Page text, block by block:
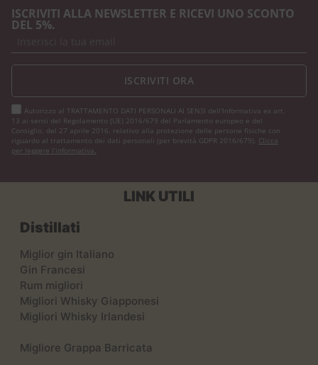
ISCRIVITI ALLA NEWSLETTER E RICEVI UNO SCONTO
DEL 5%.
Autorizzo al TRATTAMENTO DATI PERSONALI AI SENSI dell'Informativa ex art.
13 ai sensi del Regolamento (UE) 2016/679 del Parlamento europeo e del
Consiglio, del 27 aprile 2016, relativo alla protezione delle persone fisiche con
riguardo al trattamento dei dati personali (per brevità GDPR 2016/679). Clicca
per leggere l’informativa.
ISCRIVITI ORA
LINK UTILI
Distillati
Miglior gin Italiano
Gin Francesi
Rum migliori
Migliori Whisky Giapponesi
Migliori Whisky Irlandesi
Migliore Grappa Barricata